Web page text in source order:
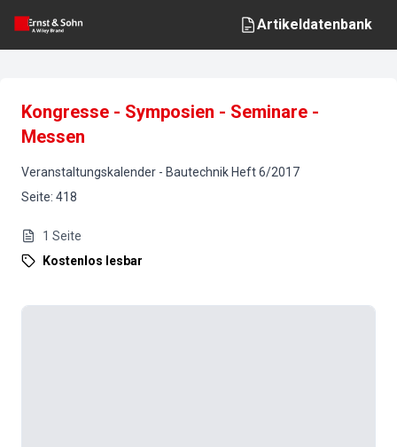
Artikeldatenbank
Kongresse - Symposien - Seminare -
Messen
Veranstaltungskalender - Bautechnik Heft6/2017
Seite: 418
1 Seite
Kostenlos lesbar